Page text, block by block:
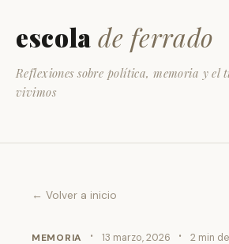
escola de ferrado
Reflexiones sobre política, memoria y el
vivimos
← Volver a inicio
MEMORIA · 13 marzo, 2026 · 2 min